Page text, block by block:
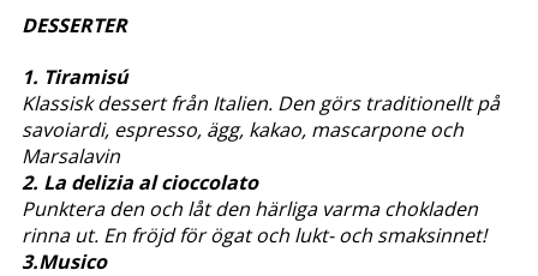
DESSERTER
1. Tiramisú
Klassisk dessert från Italien. Den görs traditionellt på
savoiardi, espresso, ägg, kakao, mascarpone och
Marsalavin
2. La delizia al cioccolato
Punktera den och låt den härliga varma chokladen
rinna ut. En fröjd för ögat och lukt- och smaksinnet!
3.Musico